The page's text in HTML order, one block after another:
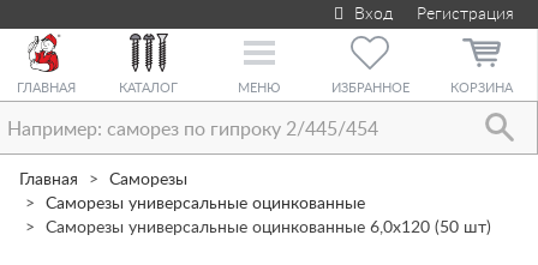
Вход Регистрация
ГЛАВНАЯ КАТАЛОГ
Toggle
МЕНЮ ИЗБРАННОЕ КОРЗИНА
Главная
Саморезы
Саморезы универсальные оцинкованные
Саморезы универсальные оцинкованные 6,0х120 (50 шт)